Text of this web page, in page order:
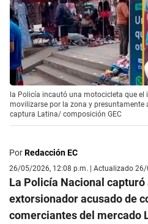
la Policía incautó una motocicleta que
movilizarse por la zona y presuntamente
captura Latina/ composición GEC
PorRedacción EC
26/05/2026, 12:08 p.m. | Actualizado
La Policía Nacional capturó
extorsionador acusado de
comerciantes del mercado